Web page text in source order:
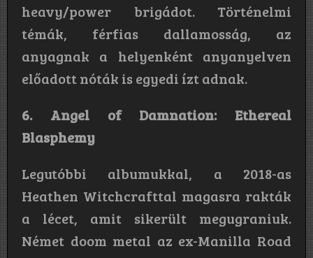
heavy/power brigádot. Történelmi
témák, férfias dallamosság, az
anyagnak a helyenként anyanyelven
előadott nóták is egyedi ízt adnak.
6. Angel of Damnation: Ethereal
Blasphemy
Legutóbbi albumukkal, a 2018-as
Heathen Witchcrafttal magasra rakták
a lécet, amit sikerült megugraniuk.
Német doom metal az ex-Manilla Road